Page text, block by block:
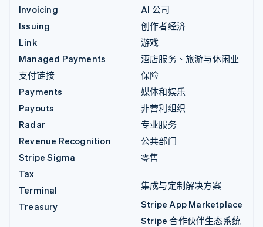
Invoicing
Issuing
Link
Managed Payments
支付链接
Payments
Payouts
Radar
Revenue Recognition
Stripe Sigma
Tax
Terminal
Treasury
AI 公司
创作者经济
游戏
酒店服务、旅游与休闲业
保险
媒体和娱乐
非营利组织
专业服务
公共部门
零售
集成与定制解决方案
Stripe App Marketplace
Stripe 合作伙伴生态系统